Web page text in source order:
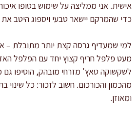
אישית. אני ממליצה על שימוש בטופו
כדי שהמרקם יישאר טבעי ויספוג היטב
למי שמעדיף גרסה קצת יותר מתובלת –
מעט פלפל חריף קצוץ יחד עם הפלפל
לשקשוקה טאץ' מזרחי מובהק, הוסיפו
מהכמון והכורכום. חשוב לזכור: כל שינוי
ומאוזן.